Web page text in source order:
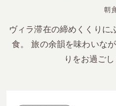
朝
ヴィラ滞在の締めくくりに
食。
旅の余韻を味わいな
りをお過ごし